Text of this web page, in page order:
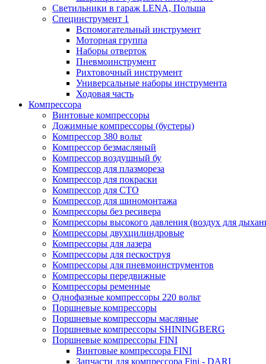
Светильники в гараж LENA, Польша
Специнструмент 1
Вспомогательный инструмент
Моторная группа
Наборы отверток
Пневмоинструмент
Рихтовочный инструмент
Универсальные наборы инструмента
Ходовая часть
Компрессора
Винтовые компрессоры
Дожимные компрессоры (бустеры)
Компрессор 380 вольт
Компрессор безмасляный
Компрессор воздушный бу
Компрессор для плазмореза
Компрессор для покраски
Компрессор для СТО
Компрессор для шиномонтажа
Компрессоры без ресивера
Компрессоры высокого давления (воздух для
Компрессоры двухцилиндровые
Компрессоры для лазера
Компрессоры для пескоструя
Компрессоры для пневмоинструментов
Компрессоры передвижные
Компрессоры ременные
Однофазные компрессоры 220 вольт
Поршневые компрессоры
Поршневые компрессоры масляные
Поршневые компрессоры SHININGBERG
Поршневые компрессоры FINI
Винтовые компрессора FINI
Запчасти для компрессора Fini - DARI